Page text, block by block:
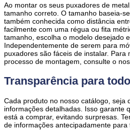
Ao montar os seus puxadores de
tamanho correto. O tamanho baseia-
também conhecida como distância
facilmente com uma régua ou fita
tamanho, escolha o modelo desejado
Independentemente de serem para
puxadores são fáceis de instalar. Para
processo de montagem, consulte o
Transparência para
Cada produto no nosso catálogo, seja
informações detalhadas. Isso garante
está a comprar, evitando surpresas.
de informações antecipadamente para